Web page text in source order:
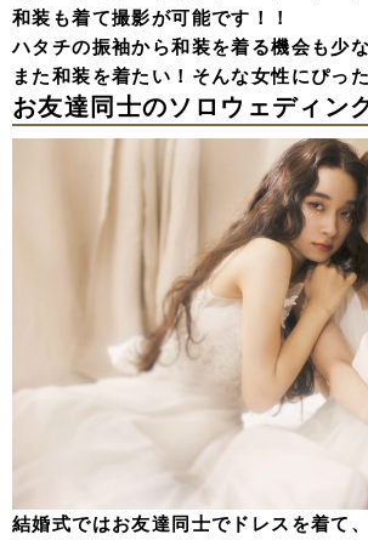
和装も着て撮影が可能です！！
ハタチの振袖から和装を着る機会も少
また和装を着たい！そんな女性にぴっ
お友達同士のソロウェディン
結婚式ではお友達同士でドレスを着て、